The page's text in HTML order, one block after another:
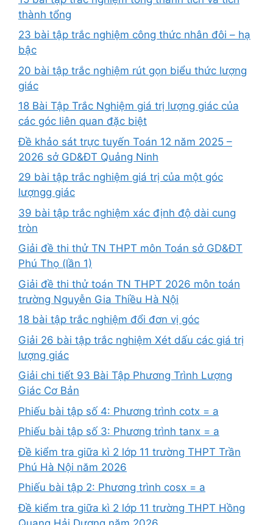
thành tổng
23 bài tập trắc nghiệm công thức nhân đôi – hạ
bậc
20 bài tập trắc nghiệm rút gọn biểu thức lượng
giác
18 Bài Tập Trắc Nghiệm giá trị lượng giác của
các góc liên quan đặc biệt
Đề khảo sát trực tuyến Toán 12 năm 2025 –
2026 sở GD&ĐT Quảng Ninh
29 bài tập trắc nghiệm giá trị của một góc
lượngg giác
39 bài tập trắc nghiệm xác định độ dài cung
tròn
Giải đề thi thử TN THPT môn Toán sở GD&ĐT
Phú Thọ (lần 1)
Giải đề thi thử toán TN THPT 2026 môn toán
trường Nguyễn Gia Thiều Hà Nội
18 bài tập trắc nghiệm đổi đơn vị góc
Giải 26 bài tập trắc nghiệm Xét dấu các giá trị
lượng giác
Giải chi tiết 93 Bài Tập Phương Trình Lượng
Giác Cơ Bản
Phiếu bài tập số 4: Phương trình cotx = a
Phiếu bài tập số 3: Phương trình tanx = a
Đề kiểm tra giữa kì 2 lớp 11 trường THPT Trần
Phú Hà Nội năm 2026
Phiếu bài tập 2: Phương trình cosx = a
Đề kiểm tra giữa kì 2 lớp 11 trường THPT Hồng